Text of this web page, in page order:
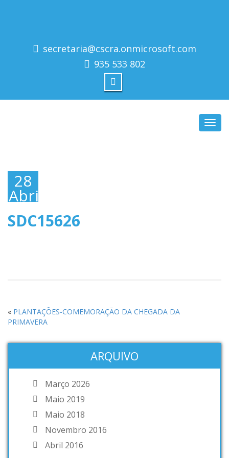
secretaria@cscra.onmicrosoft.com
935 533 802
28
Abril,
2016
SDC15626
« PLANTAÇÕES-COMEMORAÇÃO DA CHEGADA DA
PRIMAVERA
ARQUIVO
Março 2026
Maio 2019
Maio 2018
Novembro 2016
Abril 2016